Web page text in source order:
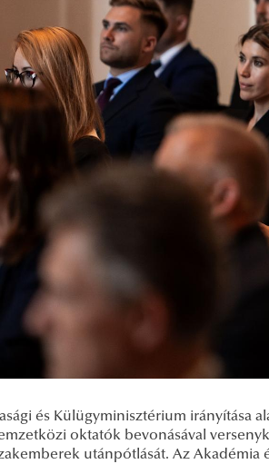
és Külügyminisztérium irányítása
oktatók bevonásával
utánpótlását. Az Akadémia